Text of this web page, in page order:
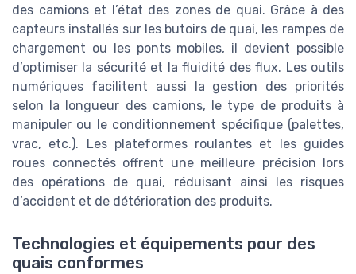
des camions et l’état des zones de quai. Grâce à des
capteurs installés sur les butoirs de quai, les rampes de
chargement ou les ponts mobiles, il devient possible
d’optimiser la sécurité et la fluidité des flux. Les outils
numériques facilitent aussi la gestion des priorités
selon la longueur des camions, le type de produits à
manipuler ou le conditionnement spécifique (palettes,
vrac, etc.). Les plateformes roulantes et les guides
roues connectés offrent une meilleure précision lors
des opérations de quai, réduisant ainsi les risques
d’accident et de détérioration des produits.
Technologies et équipements pour des
quais conformes